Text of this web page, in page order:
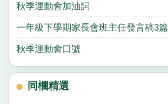
秋季運動會加油詞
一年級下學期家長會班主任發言稿3篇
秋季運動會口號
同欄精選